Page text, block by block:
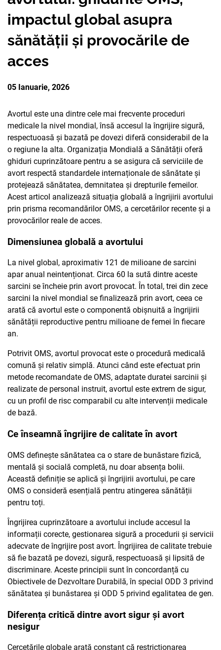
PARTENERII
DONATORII
AVORTUL
PREVENIREA
NOUTĂȚI NOUTATI CIDSR
DE LA PARTENERII
CONTACTE
impactul global asupra
sănătății și provocările de
acces
05 Ianuarie, 2026
Avortul este una dintre cele mai frecvente proceduri
medicale la nivel mondial, însă accesul la îngrijire sigură,
respectuoasă și bazată pe dovezi diferă considerabil de la
o regiune la alta. Organizația Mondială a Sănătății oferă
ghiduri cuprinzătoare pentru a se asigura că serviciile de
avort respectă standardele internaționale de sănătate și
protejează sănătatea, demnitatea și drepturile femeilor.
Acest articol analizează situația globală a îngrijirii avortului
prin prisma recomandărilor OMS, a cercetărilor recente și a
provocărilor reale de acces.
Dimensiunea globală a avortului
La nivel global, aproximativ 121 de milioane de sarcini
apar anual neintenționat. Circa 60 la sută dintre aceste
sarcini se încheie prin avort provocat. În total, trei din zece
sarcini la nivel mondial se finalizează prin avort, ceea ce
arată că avortul este o componentă obișnuită a îngrijirii
sănătății reproductive pentru milioane de femei în fiecare
an.
Potrivit OMS, avortul provocat este o procedură medicală
comună și relativ simplă. Atunci când este efectuat prin
metode recomandate de OMS, adaptate duratei sarcinii și
realizate de personal instruit, avortul este extrem de sigur,
cu un profil de risc comparabil cu alte intervenții medicale
de bază.
Ce înseamnă îngrijire de calitate în avort
OMS definește sănătatea ca o stare de bunăstare fizică,
mentală și socială completă, nu doar absența bolii.
Această definiție se aplică și îngrijirii avortului, pe care
OMS o consideră esențială pentru atingerea sănătății
pentru toți.
Îngrijirea cuprinzătoare a avortului include accesul la
informații corecte, gestionarea sigură a procedurii și servicii
adecvate de îngrijire post avort. Îngrijirea de calitate trebuie
să fie bazată pe dovezi, sigură, respectuoasă și lipsită de
discriminare. Aceste principii sunt în concordanță cu
Obiectivele de Dezvoltare Durabilă, în special ODD 3 privind
sănătatea și bunăstarea și ODD 5 privind egalitatea de gen.
Diferența critică dintre avort sigur și avort
nesigur
Cercetările globale arată constant că restricționarea